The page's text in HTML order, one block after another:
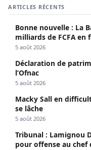
ARTICLES RÉCENTS
Bonne nouvelle : La
milliards de FCFA en
5 août 2026
Déclaration de
l’Ofnac
5 août 2026
Macky Sall en difficultés : : Un ancien Sg adjoint
se lâche
5 août 2026
Tribunal : Lamignou
pour offense au chef